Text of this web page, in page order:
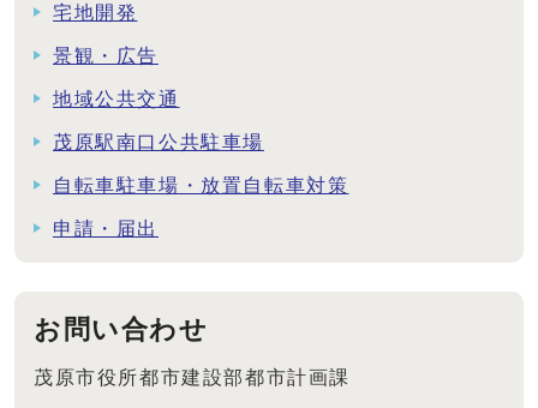
宅地開発
景観・広告
地域公共交通
茂原駅南口公共駐車場
自転車駐車場・放置自転車対策
申請・届出
お問い合わせ
茂原市役所都市建設部都市計画課